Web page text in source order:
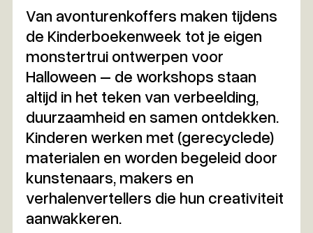
Van avonturenkoffers maken tijdens
de Kinderboekenweek tot je eigen
monstertrui ontwerpen voor
Halloween – de workshops staan
altijd in het teken van verbeelding,
duurzaamheid en samen ontdekken.
Kinderen werken met (gerecyclede)
materialen en worden begeleid door
kunstenaars, makers en
verhalenvertellers die hun creativiteit
aanwakkeren.